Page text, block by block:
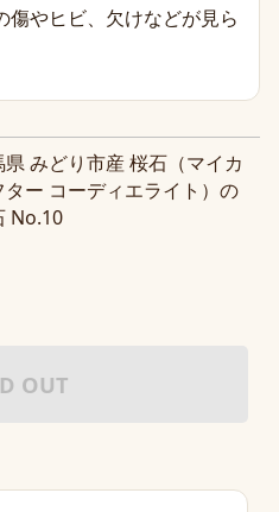
やヒビ、欠けなどが見ら
県 みどり市産 桜石（マイカ
ター コーディエライト）の
No.10
OUT